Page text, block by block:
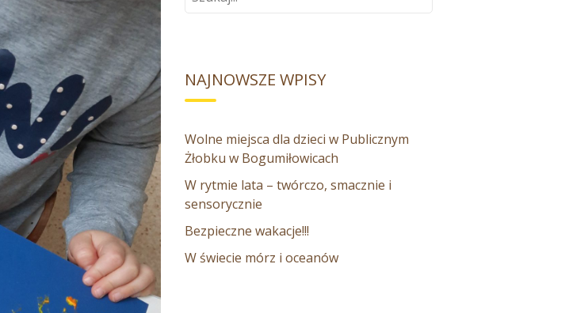
dla:
NAJNOWSZE WPISY
Wolne miejsca dla dzieci w Publicznym
Żłobku w Bogumiłowicach
W rytmie lata – twórczo, smacznie i
sensorycznie
Bezpieczne wakacje!!!
W świecie mórz i oceanów